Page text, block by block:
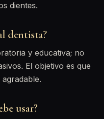
dientes.
dentista?
y educativa; no
El objetivo es que
usar?